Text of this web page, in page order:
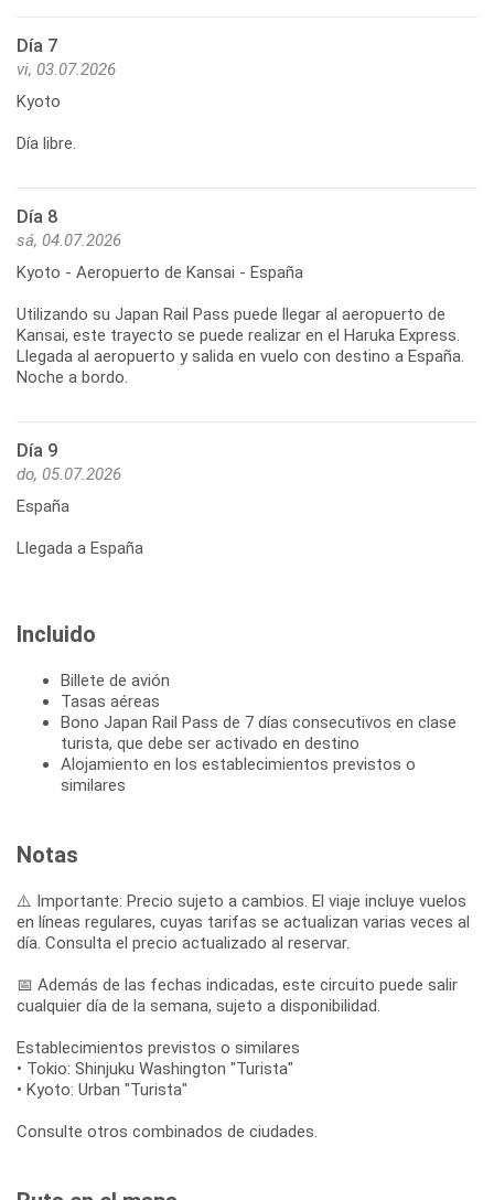
Día 7
vi, 03.07.2026
Kyoto
Día libre.
Día 8
sá, 04.07.2026
Kyoto - Aeropuerto de Kansai - España
Utilizando su Japan Rail Pass puede llegar al aeropuerto de
Kansai, este trayecto se puede realizar en el Haruka Express.
Llegada al aeropuerto y salida en vuelo con destino a España.
Noche a bordo.
Día 9
do, 05.07.2026
España
Llegada a España
Incluido
Billete de avión
Tasas aéreas
Bono Japan Rail Pass de 7 días consecutivos en clase
turista, que debe ser activado en destino
Alojamiento en los establecimientos previstos o
similares
Notas
⚠️ Importante: Precio sujeto a cambios. El viaje incluye vuelos
en líneas regulares, cuyas tarifas se actualizan varias veces al
día. Consulta el precio actualizado al reservar.
📅 Además de las fechas indicadas, este circuito puede salir
cualquier día de la semana, sujeto a disponibilidad.
Establecimientos previstos o similares
• Tokio: Shinjuku Washington "Turista"
• Kyoto: Urban "Turista"
Consulte otros combinados de ciudades.